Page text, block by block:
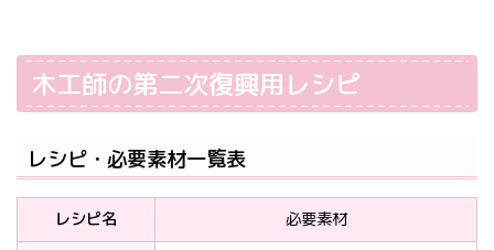
木工師の第二次復興用レシピ
レシピ・必要素材一覧表
レシピ名 必要素材